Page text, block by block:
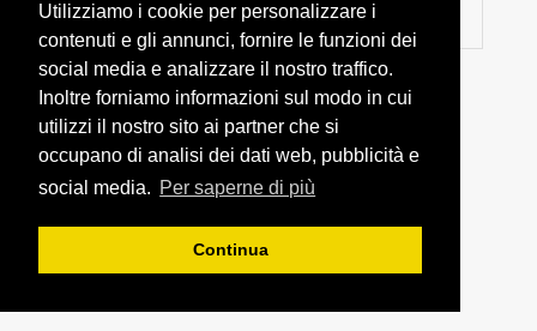
Utilizziamo i cookie per personalizzare i
contenuti e gli annunci, fornire le funzioni dei
social media e analizzare il nostro traffico.
Inoltre forniamo informazioni sul modo in cui
utilizzi il nostro sito ai partner che si
occupano di analisi dei dati web, pubblicità e
social media. Per saperne di più
Continua
nascita
2019/2020